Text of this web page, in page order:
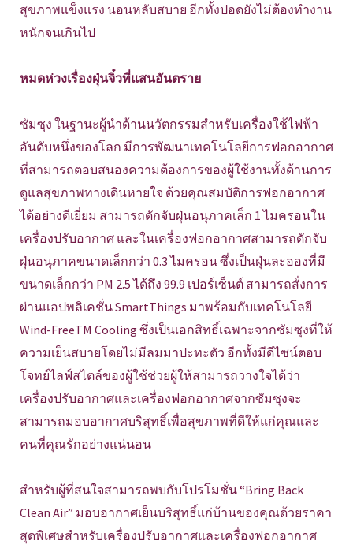
สุขภาพแข็งแรง นอนหลับสบาย อีกทั้งปอดยังไม่ต้องทำงาน
หนักจนเกินไป
หมดห่วงเรื่องฝุ่นจิ๋วที่แสนอันตราย
ซัมซุง ในฐานะผู้นำด้านนวัตกรรมสำหรับเครื่องใช้ไฟฟ้า
อันดับหนึ่งของโลก มีการพัฒนาเทคโนโลยีการฟอกอากาศ
ที่สามารถตอบสนองความต้องการของผู้ใช้งานทั้งด้านการ
ดูแลสุขภาพทางเดินหายใจ ด้วยคุณสมบัติการฟอกอากาศ
ได้อย่างดีเยี่ยม สามารถดักจับฝุ่นอนุภาคเล็ก 1 ไมครอนใน
เครื่องปรับอากาศ และในเครื่องฟอกอากาศสามารถดักจับ
ฝุ่นอนุภาคขนาดเล็กกว่า 0.3 ไมครอน ซึ่งเป็นฝุ่นละอองที่มี
ขนาดเล็กกว่า PM 2.5 ได้ถึง 99.9 เปอร์เซ็นต์ สามารถสั่งการ
ผ่านแอปพลิเคชั่น SmartThings มาพร้อมกับเทคโนโลยี
Wind-FreeTM Cooling ซึ่งเป็นเอกสิทธิ์เฉพาะจากซัมซุงที่ให้
ความเย็นสบายโดยไม่มีลมมาปะทะตัว อีกทั้งมีดีไซน์ตอบ
โจทย์ไลฟ์สไตล์ของผู้ใช้ช่วยผู้ให้สามารถวางใจได้ว่า
เครื่องปรับอากาศและเครื่องฟอกอากาศจากซัมซุงจะ
สามารถมอบอากาศบริสุทธิ์เพื่อสุขภาพที่ดีให้แก่คุณและ
คนที่คุณรักอย่างแน่นอน
สำหรับผู้ที่สนใจสามารถพบกับโปรโมชั่น “Bring Back
Clean Air” มอบอากาศเย็นบริสุทธิ์แก่บ้านของคุณด้วยราคา
สุดพิเศษสำหรับเครื่องปรับอากาศและเครื่องฟอกอากาศ